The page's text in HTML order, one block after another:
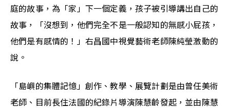
庭的故事，為「家」下一個定義，孩子被引導講出自己的
故事，「沒想到，他們完全不是一般認知的無感小屁孩，
他們是有感情的！」右昌國中視覺藝術老師陳純瑩激動的
說。
「島嶼的集體記憶」創作、教學、展覽計劃是由曾任美術
老師、目前長住法國的紀錄片導演陳慧齡發起，並由陳慧